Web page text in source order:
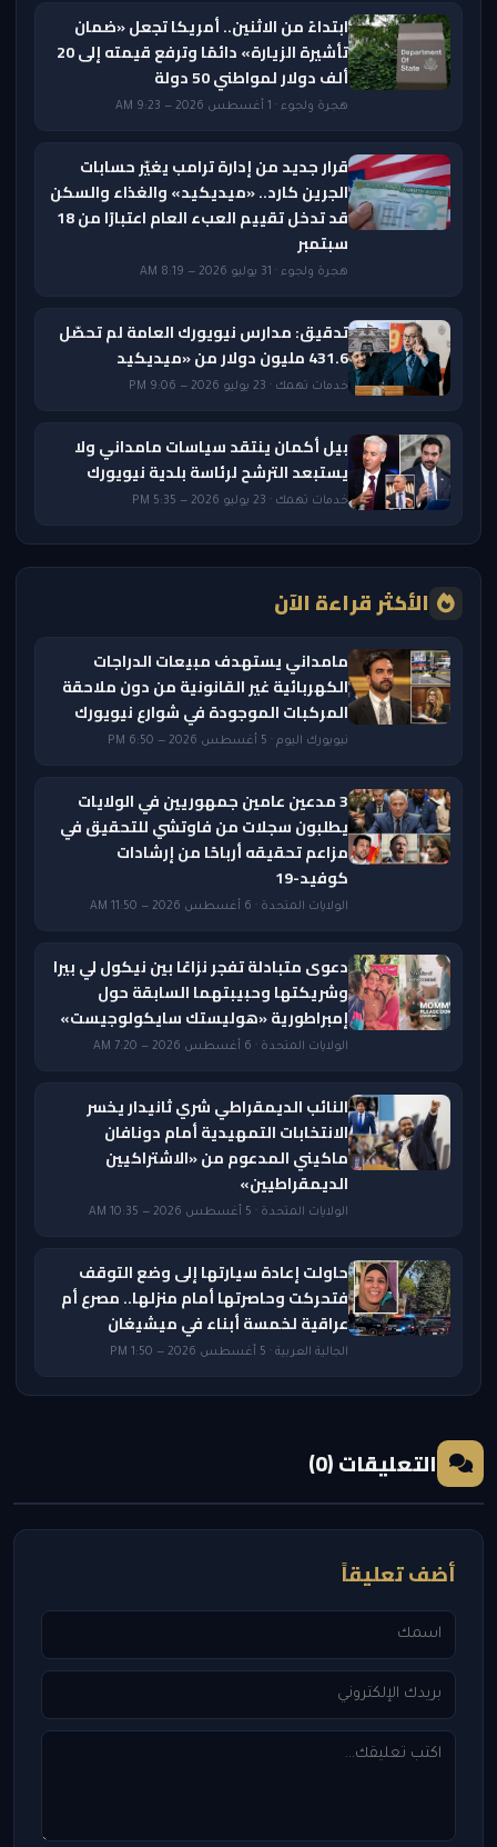
ابتداءً من الاثنين.. أمريكا تجعل «ضمان
تأشيرة الزيارة» دائمًا وترفع قيمته إلى 20
ألف دولار لمواطني 50 دولة
هجرة ولجوء · 1 أغسطس 2026 — 9:23 AM
قرار جديد من إدارة ترامب يغيّر حسابات
الجرين كارد.. «ميديكيد» والغذاء والسكن
قد تدخل تقييم العبء العام اعتبارًا من 18
سبتمبر
هجرة ولجوء · 31 يوليو 2026 — 8:19 AM
تدقيق: مدارس نيويورك العامة لم تحصّل
431.6 مليون دولار من «ميديكيد
خدمات تهمك · 23 يوليو 2026 — 9:06 PM
بيل أكمان ينتقد سياسات مامداني ولا
يستبعد الترشح لرئاسة بلدية نيويورك
خدمات تهمك · 23 يوليو 2026 — 5:35 PM
الأكثر قراءة الآن
مامداني يستهدف مبيعات الدراجات
الكهربائية غير القانونية من دون ملاحقة
المركبات الموجودة في شوارع نيويورك
نيويورك اليوم · 5 أغسطس 2026 — 6:50 PM
3 مدعين عامين جمهوريين في الولايات
يطلبون سجلات من فاوتشي للتحقيق في
مزاعم تحقيقه أرباحًا من إرشادات
كوفيد-19
الولايات المتحدة · 6 أغسطس 2026 — 11:50 AM
دعوى متبادلة تفجر نزاعًا بين نيكول لي بيرا
وشريكتها وحبيبتهما السابقة حول
إمبراطورية «هوليستك سايكولوجيست»
الولايات المتحدة · 6 أغسطس 2026 — 7:20 AM
النائب الديمقراطي شري ثانيدار يخسر
الانتخابات التمهيدية أمام دونافان
ماكيني المدعوم من «الاشتراكيين
الديمقراطيين»
الولايات المتحدة · 5 أغسطس 2026 — 10:35 AM
حاولت إعادة سيارتها إلى وضع التوقف
فتحركت وحاصرتها أمام منزلها.. مصرع أم
عراقية لخمسة أبناء في ميشيغان
الجالية العربية · 5 أغسطس 2026 — 1:50 PM
التعليقات (0)
أضف تعليقاً